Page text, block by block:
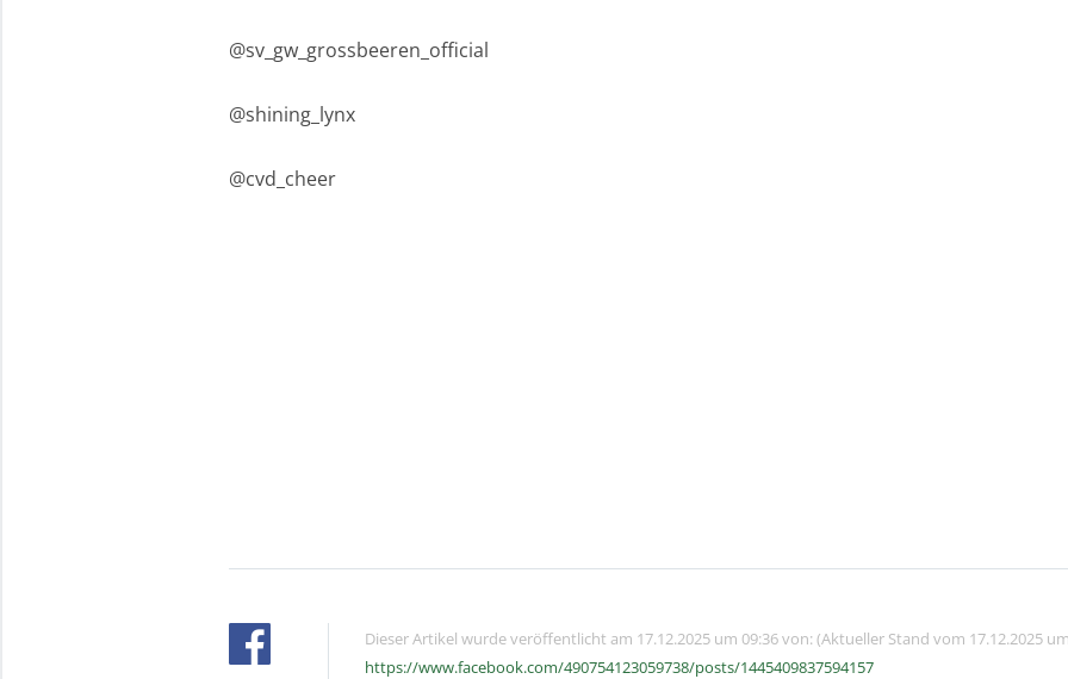
@sv_gw_grossbeeren_official
@shining_lynx
@cvd_cheer
Dieser Artikel wurde veröffentlicht am 17.12.2025 um 09:36 von: (Aktueller Stand vom 17.12.2025
https://www.facebook.com/490754123059738/posts/1445409837594157